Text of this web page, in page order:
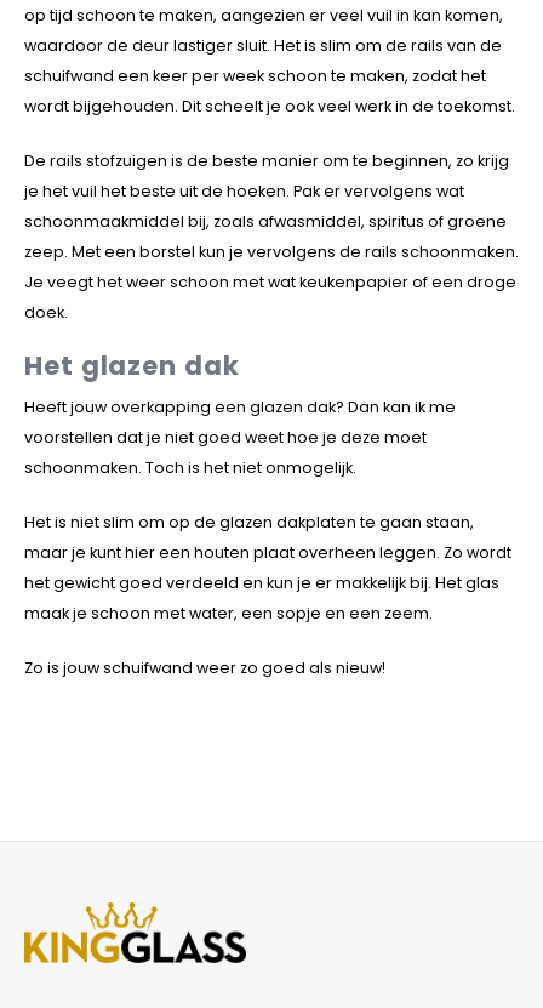
op tijd schoon te maken, aangezien er veel vuil in kan komen,
waardoor de deur lastiger sluit. Het is slim om de rails van de
schuifwand een keer per week schoon te maken, zodat het
wordt bijgehouden. Dit scheelt je ook veel werk in de toekomst.
De rails stofzuigen is de beste manier om te beginnen, zo krijg
je het vuil het beste uit de hoeken. Pak er vervolgens wat
schoonmaakmiddel bij, zoals afwasmiddel, spiritus of groene
zeep. Met een borstel kun je vervolgens de rails schoonmaken.
Je veegt het weer schoon met wat keukenpapier of een droge
doek.
Het glazen dak
Heeft jouw overkapping een glazen dak? Dan kan ik me
voorstellen dat je niet goed weet hoe je deze moet
schoonmaken. Toch is het niet onmogelijk.
Het is niet slim om op de glazen dakplaten te gaan staan,
maar je kunt hier een houten plaat overheen leggen. Zo wordt
het gewicht goed verdeeld en kun je er makkelijk bij. Het glas
maak je schoon met water, een sopje en een zeem.
Zo is jouw schuifwand weer zo goed als nieuw!